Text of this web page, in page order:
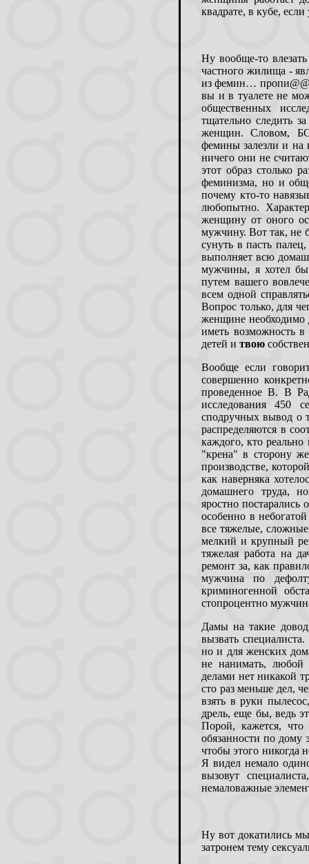
квадрате, в кубе,
Ну вообще-то
частного жилища -
из фемин…
вы и в туалете не
общественных
тщательно следить
женщин. Словом,
фемины залезли и на
ничего они не
этот образ столько
феминизма, но и
почему кто-то
любопытно.
женщину от оного
мужчину. Вот так, не
сунуть в пасть
выполняет всю
мужчины, я хотел
путем вашего
всем одной
Вопрос только, для
женщине необходимо
иметь возможность
детей итвою
Вообще если
совершенно
проведенное В. В
исследования 450
сподручных вывод о
распределяются в
каждого, кто реально
"крена" в сторону
производстве,
как наверняка
домашнего труда,
яростно постарались
особенно в
все тяжелые,
мелкий и крупный
тяжелая работа на
ремонт за, как
мужчина по
криминогенной
стопроцентно
Дамы на такие
вызвать
но и для женских
не нанимать, любой
делами нет никакой
сто раз меньше дел,
взять в руки
дрель, еще бы, ведь
Порой, кажется,
обязанности по дому
чтобы этого никогда
Я видел немало
вызовут
немаловажные
Ну вот докатились
затронем тему